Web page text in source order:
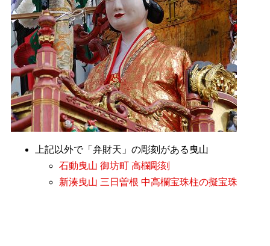
上記以外で「弁財天」の彫刻がある曳山
石動曳山 御坊町 高欄彫刻
新湊曳山 三日曽根 中高欄宝珠柱の擬宝珠